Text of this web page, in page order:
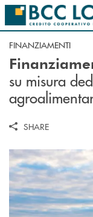
Salta al contenuto
FINANZIAMENTI
su misura
SHARE